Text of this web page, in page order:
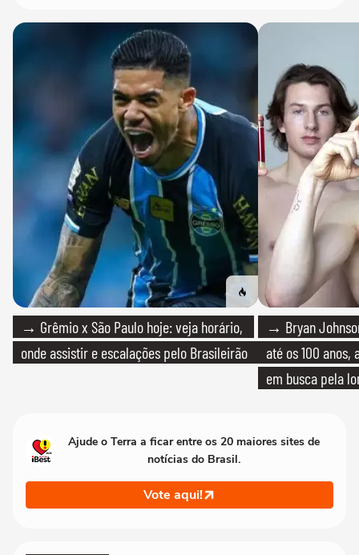
→ Grêmio x São Paulo hoje: veja horário,
onde assistir e escalações pelo Brasileirão
→ Bryan
até os 100
em busca pela
Ajude o Terra a ficar entre os 20 maiores sites de
notícias do Brasil.
Vote aqui!